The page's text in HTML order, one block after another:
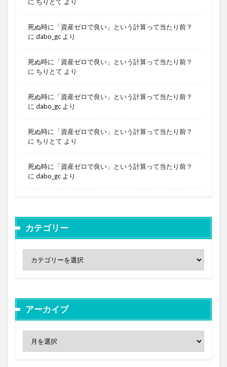
死ぬ時に「資産ゼロで良い」という計算って当たり前？
に dabo_gc より
死ぬ時に「資産ゼロで良い」という計算って当たり前？
に ちりとて より
死ぬ時に「資産ゼロで良い」という計算って当たり前？
に dabo_gc より
死ぬ時に「資産ゼロで良い」という計算って当たり前？
に ちりとて より
死ぬ時に「資産ゼロで良い」という計算って当たり前？
に dabo_gc より
カテゴリー
アーカイブ